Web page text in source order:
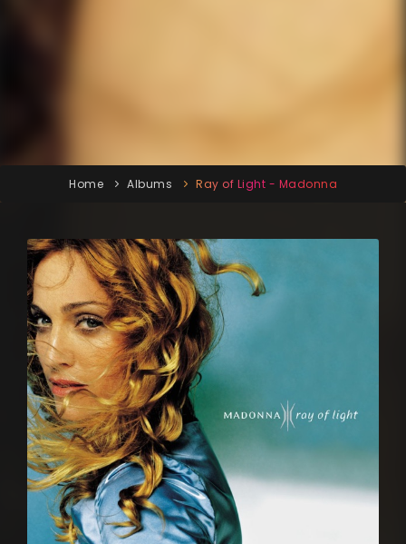
Home Albums Ray of Light - Madonna